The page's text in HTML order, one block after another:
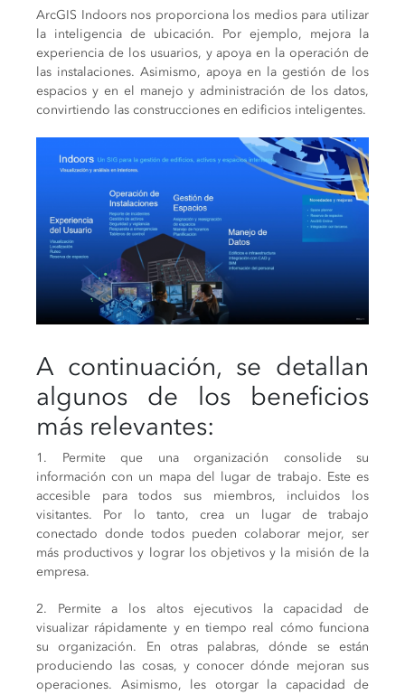
ArcGIS Indoors nos proporciona los medios para utilizar
la inteligencia de ubicación. Por ejemplo, mejora la
experiencia de los usuarios, y apoya en la operación de
las instalaciones. Asimismo, apoya en la gestión de los
espacios y en el manejo y administración de los datos,
convirtiendo las construcciones en edificios inteligentes.
A continuación, se detallan
algunos de los beneficios
más relevantes:
1. Permite que una organización consolide su
información con un mapa del lugar de trabajo. Este es
accesible para todos sus miembros, incluidos los
visitantes. Por lo tanto, crea un lugar de trabajo
conectado donde todos pueden colaborar mejor, ser
más productivos y lograr los objetivos y la misión de la
empresa.
2. Permite a los altos ejecutivos la capacidad de
visualizar rápidamente y en tiempo real cómo funciona
su organización. En otras palabras, dónde se están
produciendo las cosas, y conocer dónde mejoran sus
operaciones. Asimismo, les otorgar la capacidad de